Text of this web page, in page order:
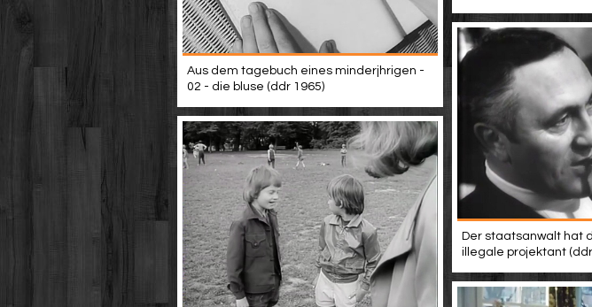
Aus dem tagebuch eines minderjhrigen -
02 - die bluse (ddr 1965)
Der staatsanwalt hat
illegale projektant